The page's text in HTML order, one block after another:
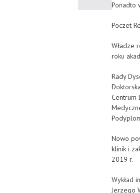
Ponadto
Poczet
Władze
roku
Rady
Centrum
Nowo
klinik i
2019 r.
Wykład
Jerzego